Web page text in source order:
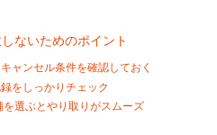
ないためのポイント
ャンセル条件を確認しておく
をしっかりチェック
選ぶとやり取りがスムーズ